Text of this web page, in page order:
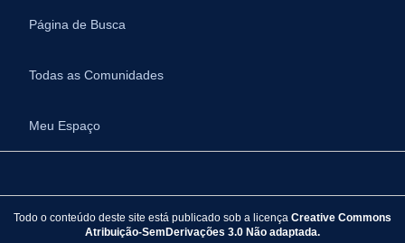
Página de Busca
Todas as Comunidades
Meu Espaço
Todo o conteúdo deste site está publicado sob a licença Creative Commons
Atribuição-SemDerivações 3.0 Não adaptada.